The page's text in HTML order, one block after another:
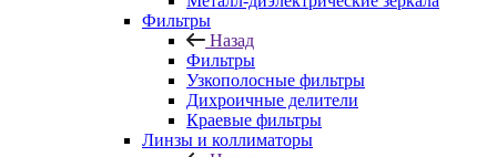
Фильтры
Назад
Фильтры
Узкополосные фильтры
Дихроичные делители
Краевые фильтры
Линзы и коллиматоры